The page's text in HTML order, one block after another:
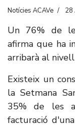
Notícies ACAVe 28
Un 76% de
afirma que ha
arribarà al
Existeix un
la Setmana
35% de les
facturació